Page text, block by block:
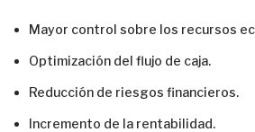
Mayor control sobre los recursos
Optimización del flujo de caja.
Reducción de riesgos financieros.
Incremento de la rentabilidad.